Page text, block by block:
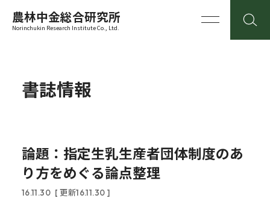
農林中金総合研究所
Norinchukin Research Institute Co., Ltd.
書誌情報
論題：指定生乳生産者団体制度のあ
り方をめぐる論点整理
16.11.30 [ 更新16.11.30 ]